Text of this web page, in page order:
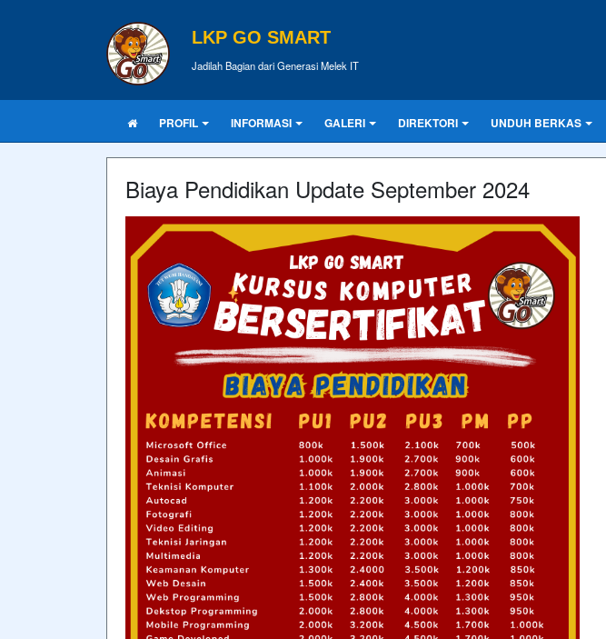
LKP GO SMART
Jadilah Bagian dari Generasi Melek IT
PROFIL INFORMASI GALERI DIREKTORI UNDUH BERKAS
Biaya Pendidikan Update September 2024